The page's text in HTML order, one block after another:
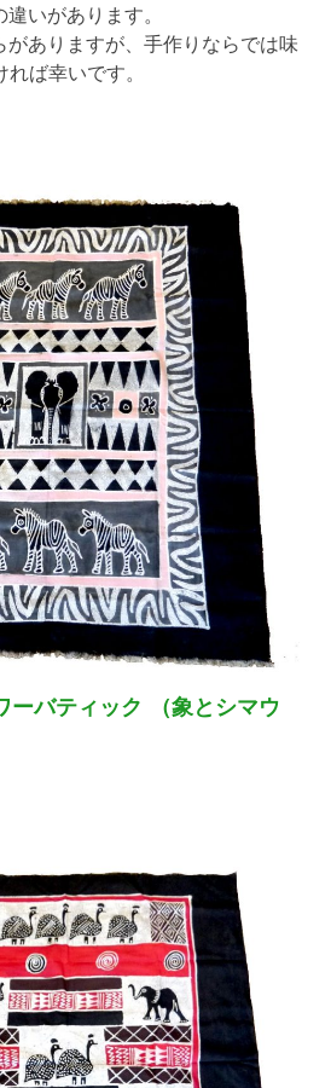
いがあります。
ありますが、手作りならでは味
ば幸いです。
ーバティック （象とシマウ